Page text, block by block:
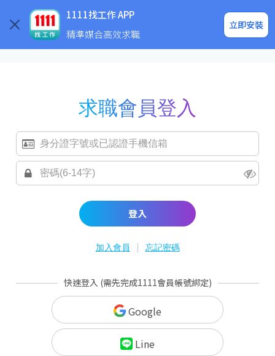
1111找工作 APP
精準媒合高效求職
立即安裝
企業求才
求職會員登入
登入
加入會員 | 忘記密碼
快速登入 (需先完成1111會員帳號綁定)
Google
Line